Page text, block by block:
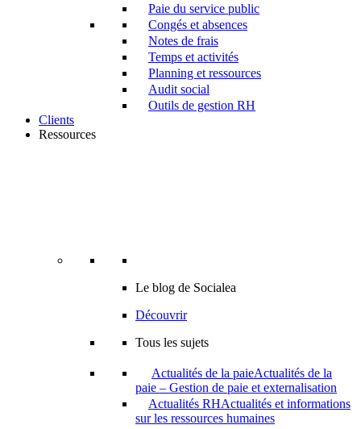
Paie du service public
Congés et absences
Notes de frais
Temps et activités
Planning et ressources
Audit social
Outils de gestion RH
Clients
Ressources
Le blog de Socialea
Découvrir
Tous les sujets
Actualités de la paieActualités de la
paie – Gestion de paie et externalisation
Actualités RHActualités et informations
sur les ressources humaines